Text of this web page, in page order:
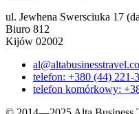
ul. Jewhena Swersciuka 17
Biuro 812
Kijów 02002
telefon: +380 (44) 221-
telefon komórkowy: